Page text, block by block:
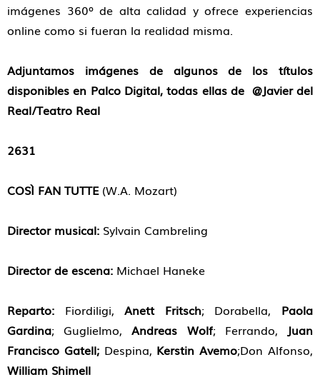
imágenes 360º de alta calidad y ofrece experiencias
online como si fueran la realidad misma.
Adjuntamos imágenes de algunos de los títulos
disponibles en Palco Digital, todas ellas de @Javier del
Real/Teatro Real
2631
COSÌ FAN TUTTE (W.A. Mozart)
Director musical: Sylvain Cambreling
Director de escena: Michael Haneke
Reparto: Fiordiligi,Anett Fritsch; Dorabella, Paola
Gardina; Guglielmo,Andreas Wolf; Ferrando,
Juan
Francisco Gatell;Despina, Kerstin Avemo;Don Alfonso,
William Shimell